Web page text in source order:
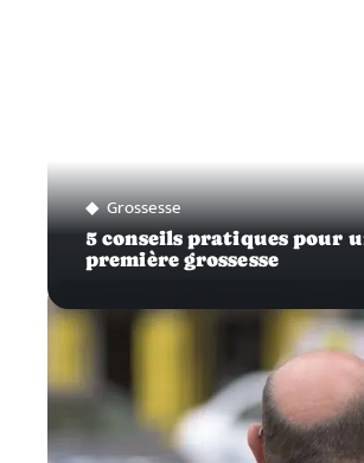
Grossesse
5 conseils pratiques pour
première grossesse